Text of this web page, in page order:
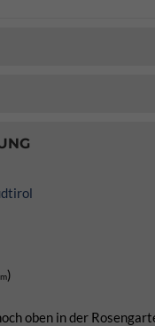
m)
oben in der